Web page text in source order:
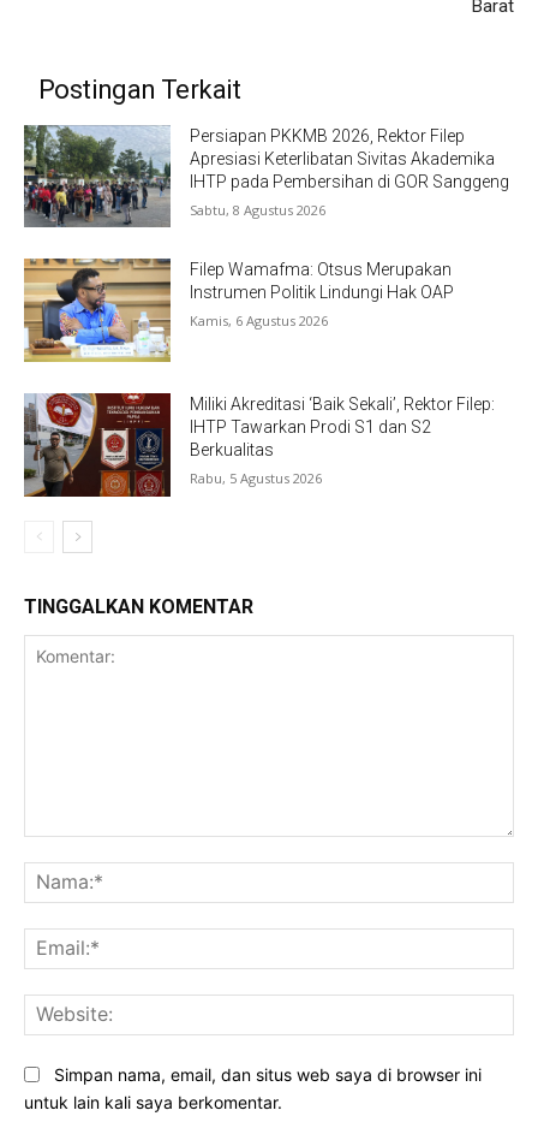
Barat
Postingan Terkait
Persiapan PKKMB 2026, Rektor Filep
Apresiasi Keterlibatan Sivitas Akademika
IHTP pada Pembersihan di GOR Sanggeng
Sabtu, 8 Agustus 2026
Filep Wamafma: Otsus Merupakan
Instrumen Politik Lindungi Hak OAP
Kamis, 6 Agustus 2026
Miliki Akreditasi ‘Baik Sekali’, Rektor Filep:
IHTP Tawarkan Prodi S1 dan S2
Berkualitas
Rabu, 5 Agustus 2026
TINGGALKAN KOMENTAR
Simpan nama, email, dan situs web saya di browser ini
untuk lain kali saya berkomentar.